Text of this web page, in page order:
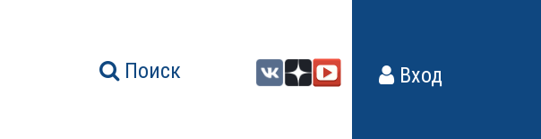
Поиск Вход